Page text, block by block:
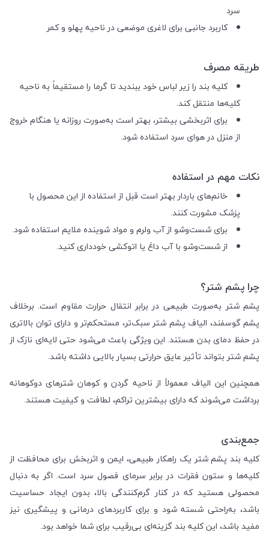
سرد
کاربرد جانبی برای لاغری موضعی در ناحیه پهلو و کمر
طریقه مصرف
کلیه بند را زیر لباس خود ببندید تا گرما را مستقیماً به ناحیه
کلیه‌ها منتقل کند.
برای اثربخشی بیشتر، بهتر است به‌صورت روزانه یا هنگام خروج
از منزل در هوای سرد استفاده شود.
نکات مهم در استفاده
خانم‌های باردار بهتر است قبل از استفاده از این محصول با
پزشک مشورت کنند.
برای شست‌وشو از آب ولرم و مواد شوینده ملایم استفاده شود.
از شست‌وشو با آب داغ یا اتوکشی خودداری کنید.
چرا پشم شتر؟
پشم شتر به‌صورت طبیعی در برابر انتقال حرارت مقاوم است. برخلاف
پشم گوسفند، الیاف پشم شتر سبک‌تر، مستحکم‌تر و دارای توان بالاتری
در حفظ دمای بدن هستند. این ویژگی باعث می‌شود حتی لایه‌ای نازک از
پشم شتر بتواند تأثیر عایق حرارتی بسیار بالایی داشته باشد.
همچنین این الیاف معمولاً از ناحیه گردن و کوهان شترهای دوکوهانه
برداشت می‌شوند که دارای بیشترین تراکم، لطافت و کیفیت هستند.
جمع‌بندی
کلیه بند پشم شتر یک راهکار طبیعی، ایمن و اثربخش برای محافظت از
کلیه‌ها و ستون فقرات در برابر سرمای فصول سرد است. اگر به دنبال
محصولی هستید که در کنار گرم‌کنندگی بالا، بدون ایجاد حساسیت
باشد، به‌راحتی شسته شود و برای کاربردهای درمانی و پیشگیری نیز
مفید باشد، این کلیه بند گزینه‌ای بی‌رقیب برای شما خواهد بود.